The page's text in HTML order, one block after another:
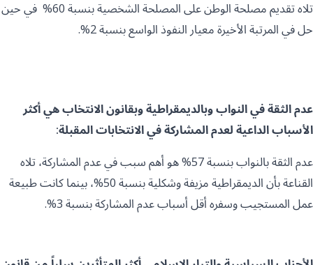
تلاه تقديم مصلحة الوطن على المصلحة الشخصية بنسبة 60% في حين
حل في المرتبة الأخيرة معيار النفوذ الواسع بنسبة 2%.
عدم الثقة في النواب وبالديمقراطية وبقانون الانتخاب هي أكثر
الأسباب الداعية لعدم المشاركة في الانتخابات المقبلة:
عدم الثقة بالنواب بنسبة 57% هو أهم سبب في عدم المشاركة، تلاه
القناعة بأن الديمقراطية مزيفة وشكلية بنسبة 50%، بينما كانت طبيعة
عمل المستجيب وسفره أقل أسباب عدم المشاركة بنسبة 3%.